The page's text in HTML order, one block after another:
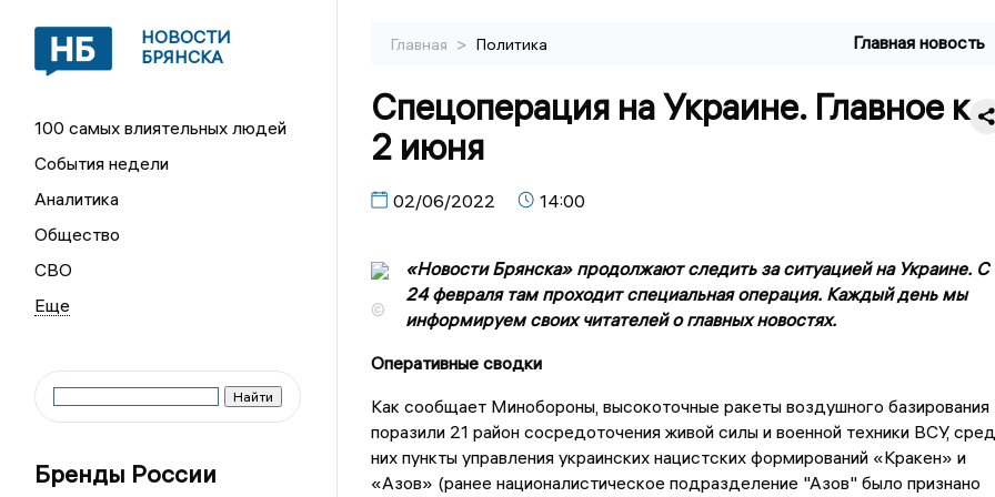
НОВОСТИ
БРЯНСКА
100 самых влиятельных людей
События недели
Аналитика
Общество
СВО
Бренды России
Главная > Политика Главная новость
Спецоперация на Украине. Главное к
2 июня
02/06/2022 14:00
©
«Новости Брянска» продолжают следить за ситуацией на Украине. С
24 февраля там проходит специальная операция. Каждый день мы
информируем своих читателей о главных новостях.
Оперативные сводки
Как сообщает Минобороны, высокоточные ракеты воздушного базирования
поразили 21 район сосредоточения живой силы и военной техники ВСУ,
них пункты управления украинских нацистских формирований «Кракен» и
«Азов» (ранее националистическое подразделение "Азов" было признано